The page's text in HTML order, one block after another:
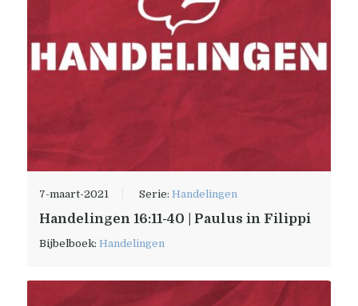
7-maart-2021 Serie:Handelingen
Handelingen 16:11-40 | Paulus in Filippi
Bijbelboek:Handelingen